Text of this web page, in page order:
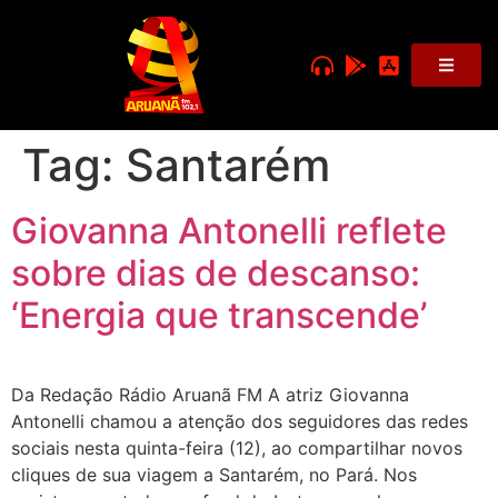
Tag: Santarém
Giovanna Antonelli reflete
sobre dias de descanso:
‘Energia que transcende’
Da Redação Rádio Aruanã FM A atriz Giovanna
Antonelli chamou a atenção dos seguidores das redes
sociais nesta quinta-feira (12), ao compartilhar novos
cliques de sua viagem a Santarém, no Pará. Nos